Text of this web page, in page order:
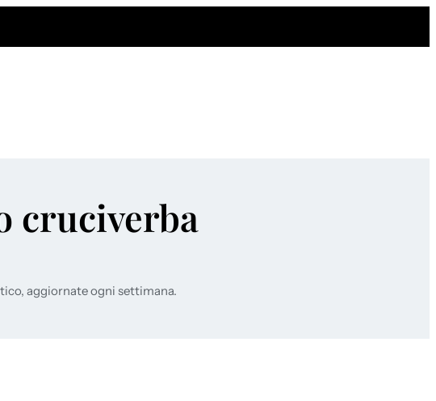
cruciverba
aggiornate ogni settimana.